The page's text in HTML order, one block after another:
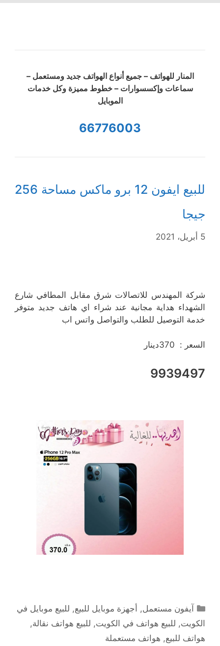
المنار للهواتف – جميع أنواع الهواتف جديد ومستعمل –
سماعات وإكسسوارات – خطوط مميزة وكل خدمات
الموبايل
66776003
للبيع ايفون 12 برو ماكس مساحة 256
جيجا
5 أبريل، 2021
شركة المهندس للاتصالات شرق مقابل المطافي شارع
الشهداء هداية مجانية عند شراء اي هاتف جديد متوفر
خدمة التوصيل للطلب والتواصل واتس اب
السعر : 370دينار
9939497
التصنيفات
آيفون مستعمل, أجهزة موبايل للبيع, للبيع موبايل في
الكويت, للبيع هواتف في الكويت, للبيع هواتف نقالة,
هواتف للبيع, هواتف مستعملة